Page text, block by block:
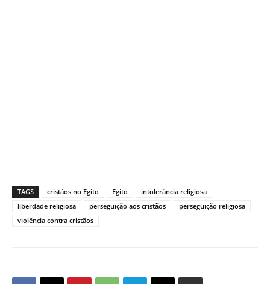
TAGS cristãos no Egito Egito
intolerância religiosa
liberdade religiosa
perseguição aos cristãos
perseguição religiosa
violência contra cristãos